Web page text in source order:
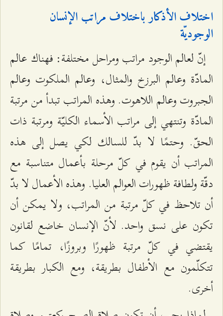
اختلاف الأذكار باختلاف مراتب الإنسان
الوجوديّة
إنّ لعالم الوجود مراتب ومراحل مختلفة: فهناك عالم
المادّة وعالم البرزخ والمثال، وعالم الملكوت وعالم
الجبروت وعالم اللاهوت. وهذه المراتب تبدأ من مرتبة
المادّة وتنتهي إلى مراتب الأسماء الكليّة ومرتبة ذات
الحقّ. وحتمًا لا بدّ للسالك لكي يصل إلى هذه
المراتب أن يقوم في كلّ مرحلة بأعمال متناسبة مع
دقّة ولطافة ظهورات العوالم العليا. وهذه الأعمال لا بدّ
أن تلاحظ في كلّ مرتبة من المراتب، ولا يمكن أن
تكون على نسق واحد. لأنّ الإنسان خاضع لقانون
يقتضي في كلّ مرتبة ظهورًا وبروزًا، تمامًا كما
تتكلّمون مع الأطفال بطريقة، ومع الكبار بطريقة
أخرى.